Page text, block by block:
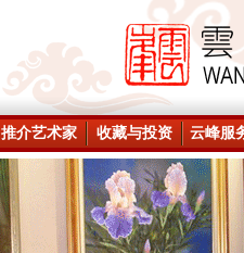
推介艺术家 收藏与投资 云峰服